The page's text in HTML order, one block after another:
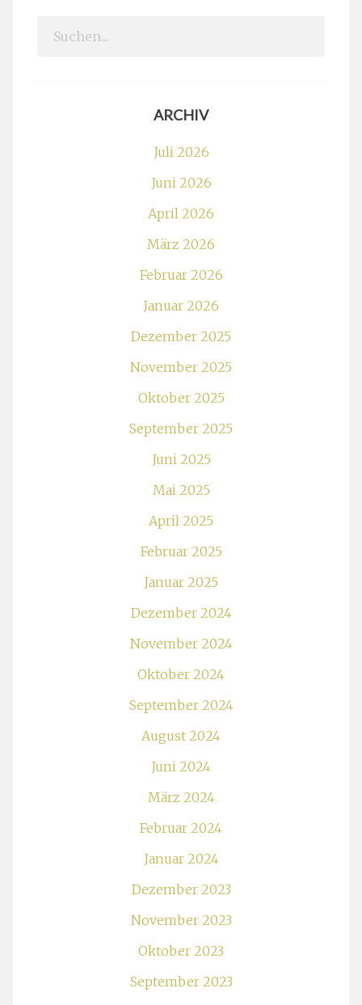
Search
ARCHIV
Juli 2026
Juni 2026
April 2026
März 2026
Februar 2026
Januar 2026
Dezember 2025
November 2025
Oktober 2025
September 2025
Juni 2025
Mai 2025
April 2025
Februar 2025
Januar 2025
Dezember 2024
November 2024
Oktober 2024
September 2024
August 2024
Juni 2024
März 2024
Februar 2024
Januar 2024
Dezember 2023
November 2023
Oktober 2023
September 2023